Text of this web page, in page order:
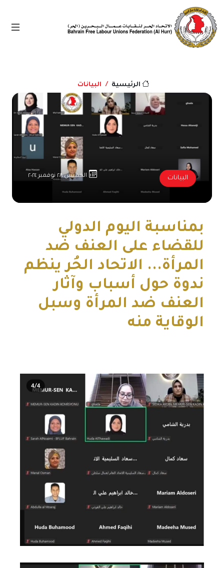
الرئيسية البيانات
البيانات الخميس ٢٨ نوفمبر ٢٠٢٤
بمناسبة اليوم الدولي
للقضاء على العنف ضد
المرأة... الاتحاد الحُر ينظم
ندوة حول أسباب وآثار
العنف ضد المرأة وسبل
الوقاية منه